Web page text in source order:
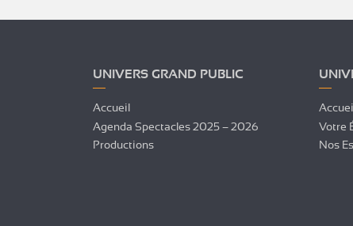
UNIVERS GRAND PUBLIC
Accueil
Agenda Spectacles 2025 – 2026
Productions
Votre
Nos